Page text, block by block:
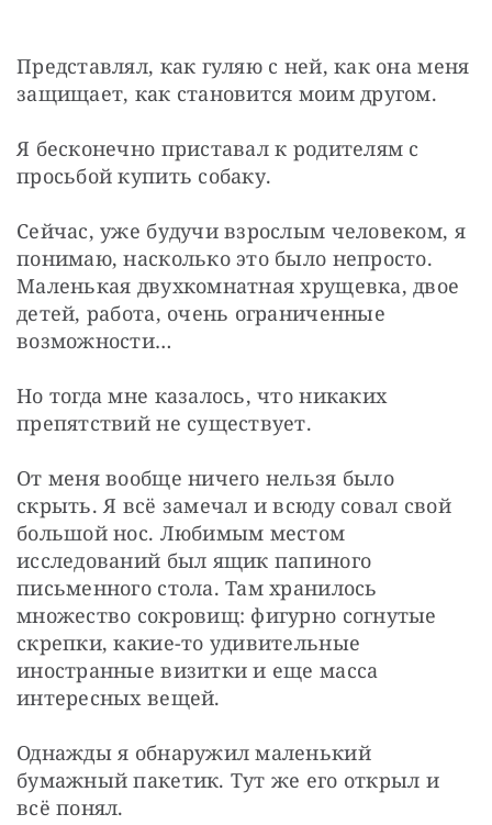
Представлял, как гуляю с ней, как она меня
защищает, как становится моим другом.
Я бесконечно приставал к родителям с
просьбой купить собаку.
Сейчас, уже будучи взрослым человеком, я
понимаю, насколько это было непросто.
Маленькая двухкомнатная хрущевка, двое
детей, работа, очень ограниченные
возможности…
Но тогда мне казалось, что никаких
препятствий не существует.
От меня вообще ничего нельзя было
скрыть. Я всё замечал и всюду совал свой
большой нос. Любимым местом
исследований был ящик папиного
письменного стола. Там хранилось
множество сокровищ: фигурно согнутые
скрепки, какие-то удивительные
иностранные визитки и еще масса
интересных вещей.
Однажды я обнаружил маленький
бумажный пакетик. Тут же его открыл и
всё понял.